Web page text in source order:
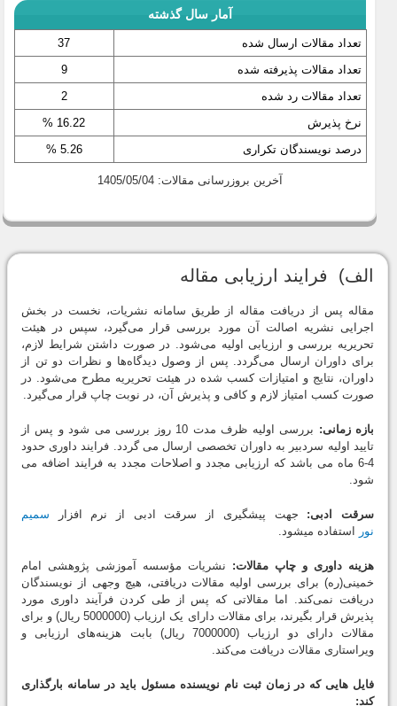
آمار سال گذشته
تعداد مقالات ارسال شده
37
تعداد مقالات پذیرفته شده
9
تعداد مقالات رد شده
2
نرخ پذیرش
16.22 %
درصد نویسندگان تکراری
5.26 %
آخرین بروزرسانی مقالات: 1405/05/04
الف) فرایند ارزیابی مقاله
مقاله پس از دریافت مقاله از طریق سامانه نشریات، نخست در بخش
اجرایی نشریه اصالت آن مورد بررسی قرار می‌گیرد، سپس در هیئت
تحریریه بررسی و ارزیابی اولیه می‌شود. در صورت داشتن شرایط لازم،
برای داوران ارسال می‌گردد. پس از وصول دیدگاه‌ها و نظرات دو تن از
داوران، نتایج و امتیازات کسب شده در هیئت تحریریه مطرح می‌شود. در
صورت کسب امتیاز لازم و کافی و پذیرش آن، در نوبت چاپ قرار می‌گیرد.
بازه زمانی:
بررسی اولیه ظرف مدت 10 روز بررسی می شود و پس از
تایید اولیه سردبیر به داوران تخصصی ارسال می گردد. فرایند داوری حدود
4-6 ماه می باشد که ارزیابی مجدد و اصلاحات مجدد به فرایند اضافه می
شود.
سرقت ادبی: جهت پیشگیری از سرقت ادبی از نرم افزار
سمیم
نور
استفاده میشود.
هزینه داوری و چاپ مقالات: نشریات مؤسسه آموزشی پژوهشی امام
خمینی(ره) برای بررسی اولیه مقالات دریافتی، هیچ وجهی از نویسندگان
دریافت نمی‌کند. اما مقالاتی که پس از طی کردن فرآیند داوری مورد
پذیرش قرار بگیرند، برای مقالات دارای یک ارزیاب (5000000 ریال) و برای
مقالات دارای دو ارزیاب (7000000 ریال) بابت هزینه‌های ارزیابی و
ویراستاری مقالات دریافت می‌کند.
فایل هایی که در زمان ثبت نام نویسنده مسئول باید در سامانه بارگذاری
کند: